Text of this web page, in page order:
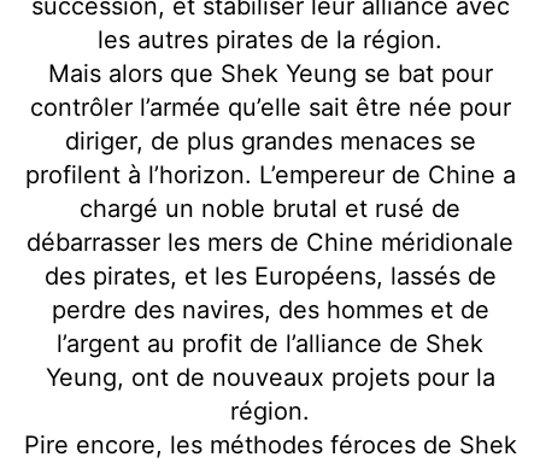
succession, et stabiliser leur alliance avec
les autres pirates de la région.
Mais alors que Shek Yeung se bat pour
contrôler l’armée qu’elle sait être née pour
diriger, de plus grandes menaces se
profilent à l’horizon. L’empereur de Chine a
chargé un noble brutal et rusé de
débarrasser les mers de Chine méridionale
des pirates, et les Européens, lassés de
perdre des navires, des hommes et de
l’argent au profit de l’alliance de Shek
Yeung, ont de nouveaux projets pour la
région.
Pire encore, les méthodes féroces de Shek